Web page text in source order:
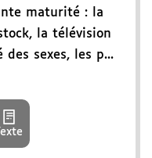
maturité : la
la télévision
sexes, les p...
Texte